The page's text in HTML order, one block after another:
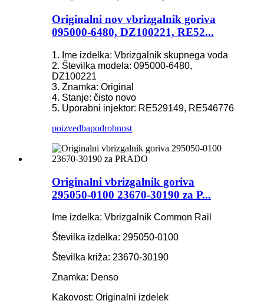
Originalni nov vbrizgalnik goriva
095000-6480, DZ100221, RE52...
1. Ime izdelka: Vbrizgalnik skupnega voda
2. Številka modela: 095000-6480,
DZ100221
3. Znamka: Original
4. Stanje: čisto novo
5. Uporabni injektor: RE529149, RE546776
poizvedbapodrobnost
Originalni vbrizgalnik goriva
295050-0100 23670-30190 za P...
Ime izdelka: Vbrizgalnik Common Rail
Številka izdelka: 295050-0100
Številka križa: 23670-30190
Znamka: Denso
Kakovost: Originalni izdelek